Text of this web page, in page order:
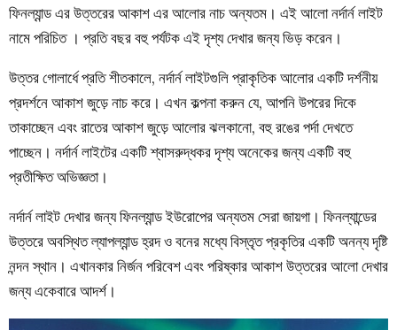
ফিনল্যান্ড এর উত্তরের আকাশ এর আলোর নাচ অন্যতম। এই আলো নর্দার্ন লাইট
নামে পরিচিত । প্রতি বছর বহু পর্যটক এই দৃশ্য দেখার জন্য ভিড় করেন।
উত্তর গোলার্ধে প্রতি শীতকালে, নর্দার্ন লাইটগুলি প্রাকৃতিক আলোর একটি দর্শনীয়
প্রদর্শনে আকাশ জুড়ে নাচ করে। এখন কল্পনা করুন যে, আপনি উপরের দিকে
তাকাচ্ছেন এবং রাতের আকাশ জুড়ে আলোর ঝলকানো, বহু রঙের পর্দা দেখতে
পাচ্ছেন। নর্দার্ন লাইটের একটি শ্বাসরুদ্ধকর দৃশ্য অনেকের জন্য একটি বহু
প্রতীক্ষিত অভিজ্ঞতা।
নর্দার্ন লাইট দেখার জন্য ফিনল্যান্ড ইউরোপের অন্যতম সেরা জায়গা। ফিনল্যান্ডের
উত্তরে অবস্থিত ল্যাপল্যান্ড হ্রদ ও বনের মধ্যে বিস্তৃত প্রকৃতির একটি অনন্য দৃষ্টি
নন্দন স্থান। এখানকার নির্জন পরিবেশ এবং পরিষ্কার আকাশ উত্তরের আলো দেখার
জন্য একেবারে আদর্শ।